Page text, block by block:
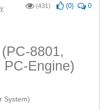
(431) (0) 0
8801,
PC-Engine)
System)